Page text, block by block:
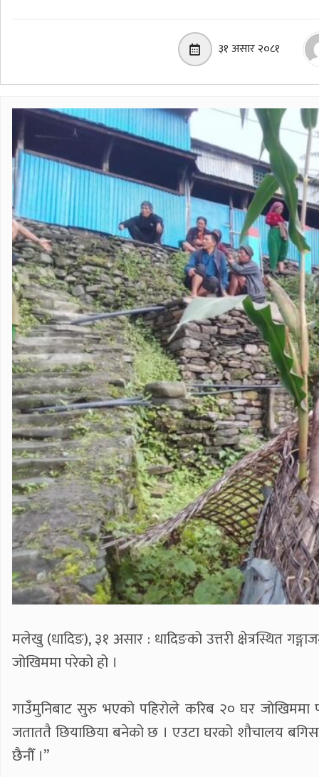
३१ असार २०८१
मलेखु (धादिङ), ३१ असार : धादिङको उत्तरी क्षेत्रस्थित
जोखिममा परेको हो ।
गाउँमुनिबाट सुरु भएको पहिरोले करिब २० घर जोखिममा
जताततै छियाछिया बनेको छ । एउटा घरको शौचालय
छैनौँ ।”